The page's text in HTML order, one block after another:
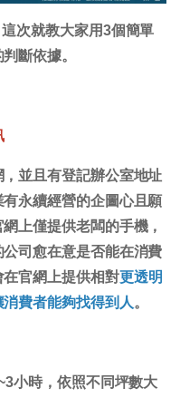
這次就教大家用3個簡單
斷依據。
並且有登記辦公室地址
永續經營的企圖心且願
上僅提供老闆的手機，
司愈在意是否能在消費
官網上提供相對更透明
費者能夠找得到人 。
小時，依照不同坪數大